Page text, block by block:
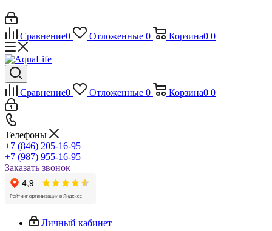
Сравнение0 Отложенные 0 Корзина0 0
Сравнение0 Отложенные 0 Корзина0 0
Телефоны
+7 (846) 205-16-95
+7 (987) 955-16-95
Заказать звонок
Личный кабинет